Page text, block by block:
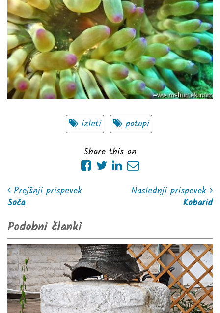
izleti
potopi
Share this on
Prejšnji prispevek
Soča
Naslednji prispevek
Kobarid
Podobni članki